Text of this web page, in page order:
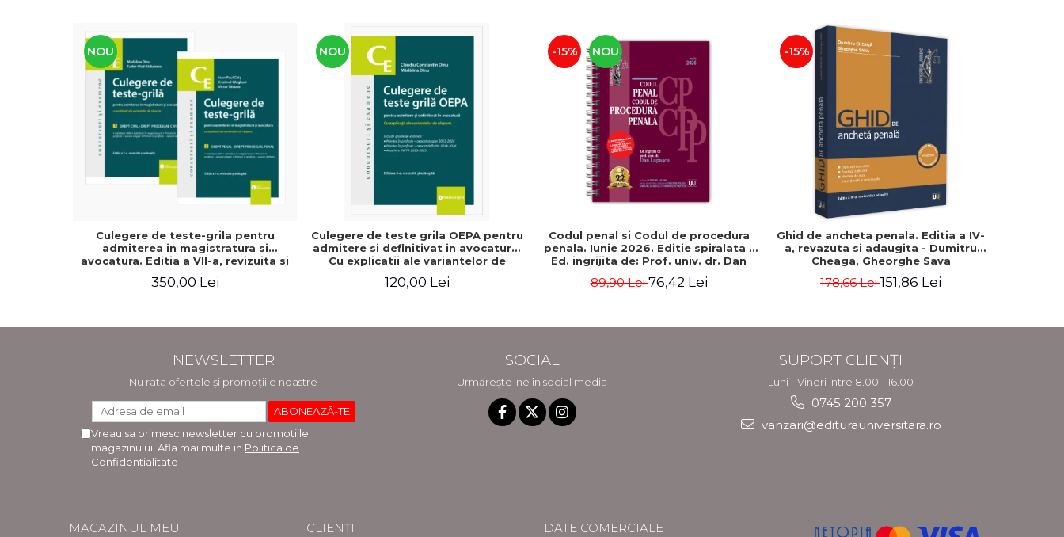
NOU
Culegere de teste-grila pentru
admiterea in magistratura si
avocatura. Editia a VII-a, revizuita si
adaugita - Ioan-Paul Chis, Cristinel
Ghigheci, Victor Vaduva, Madalina
350,00 Lei
NOU
Culegere de teste grila OEPA pentru
admitere si definitivat in avocatura.
Cu explicatii ale variantelor de
raspuns. Editia a III-a, revizuita si
adaugita - Claudiu Constantin Dinu,
120,00 Lei
-15% NOU
Codul penal si Codul de procedura
penala. Iunie 2026. Editie spiralata -
Ed. ingrijita de: Prof. univ. dr. Dan
89,90 Lei76,42 Lei
-15%
Ghid de ancheta penala. Editia a IV-
a, revazuta si adaugita - Dumitru
Cheaga, Gheorghe Sava
178,66 Lei151,86 Lei
NEWSLETTER
Nu rata ofertele și promoțiile noastre
Vreau sa primesc newsletter cu promotiile
magazinului. Afla mai multe in Politica de
Confidentialitate
SOCIAL
Urmărește-ne în social media
SUPORT CLIENȚI
Luni - Vineri intre 8.00 - 16.00
0745 200 357
vanzari@editurauniversitara.ro
MAGAZINUL MEU CLIENȚI DATE COMERCIALE